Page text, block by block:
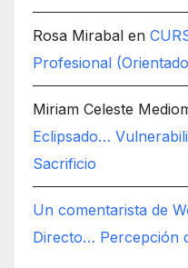
Rosa Mirabal en
Profesional
Miriam Celeste
Eclipsado…
Sacrificio
Un comentarista de
Directo… Percepción